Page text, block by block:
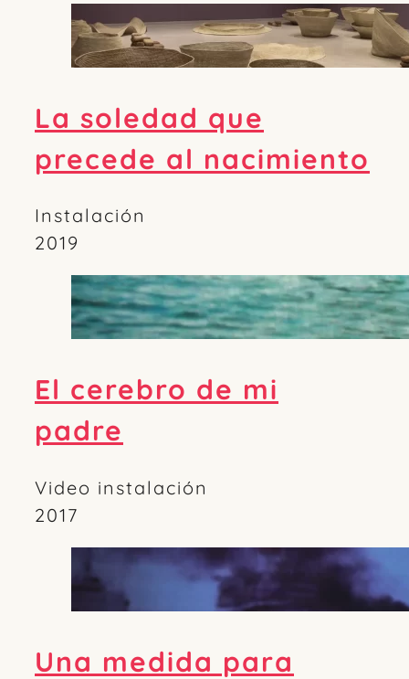
La soledad que
precede al nacimiento
Instalación
2019
El cerebro de mi
padre
Video instalación
2017
Una medida para